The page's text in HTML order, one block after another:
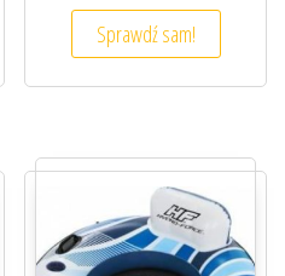
Sprawdź sam!